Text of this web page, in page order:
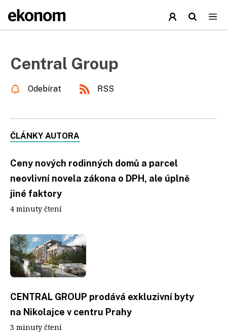
Central Group
Odebírat RSS
ČLÁNKY AUTORA
Ceny nových rodinných domů a parcel
neovlivní novela zákona o DPH, ale úplně
jiné faktory
4 minuty čtení
CENTRAL GROUP prodává exkluzivní byty
na Nikolajce v centru Prahy
3 minuty čtení